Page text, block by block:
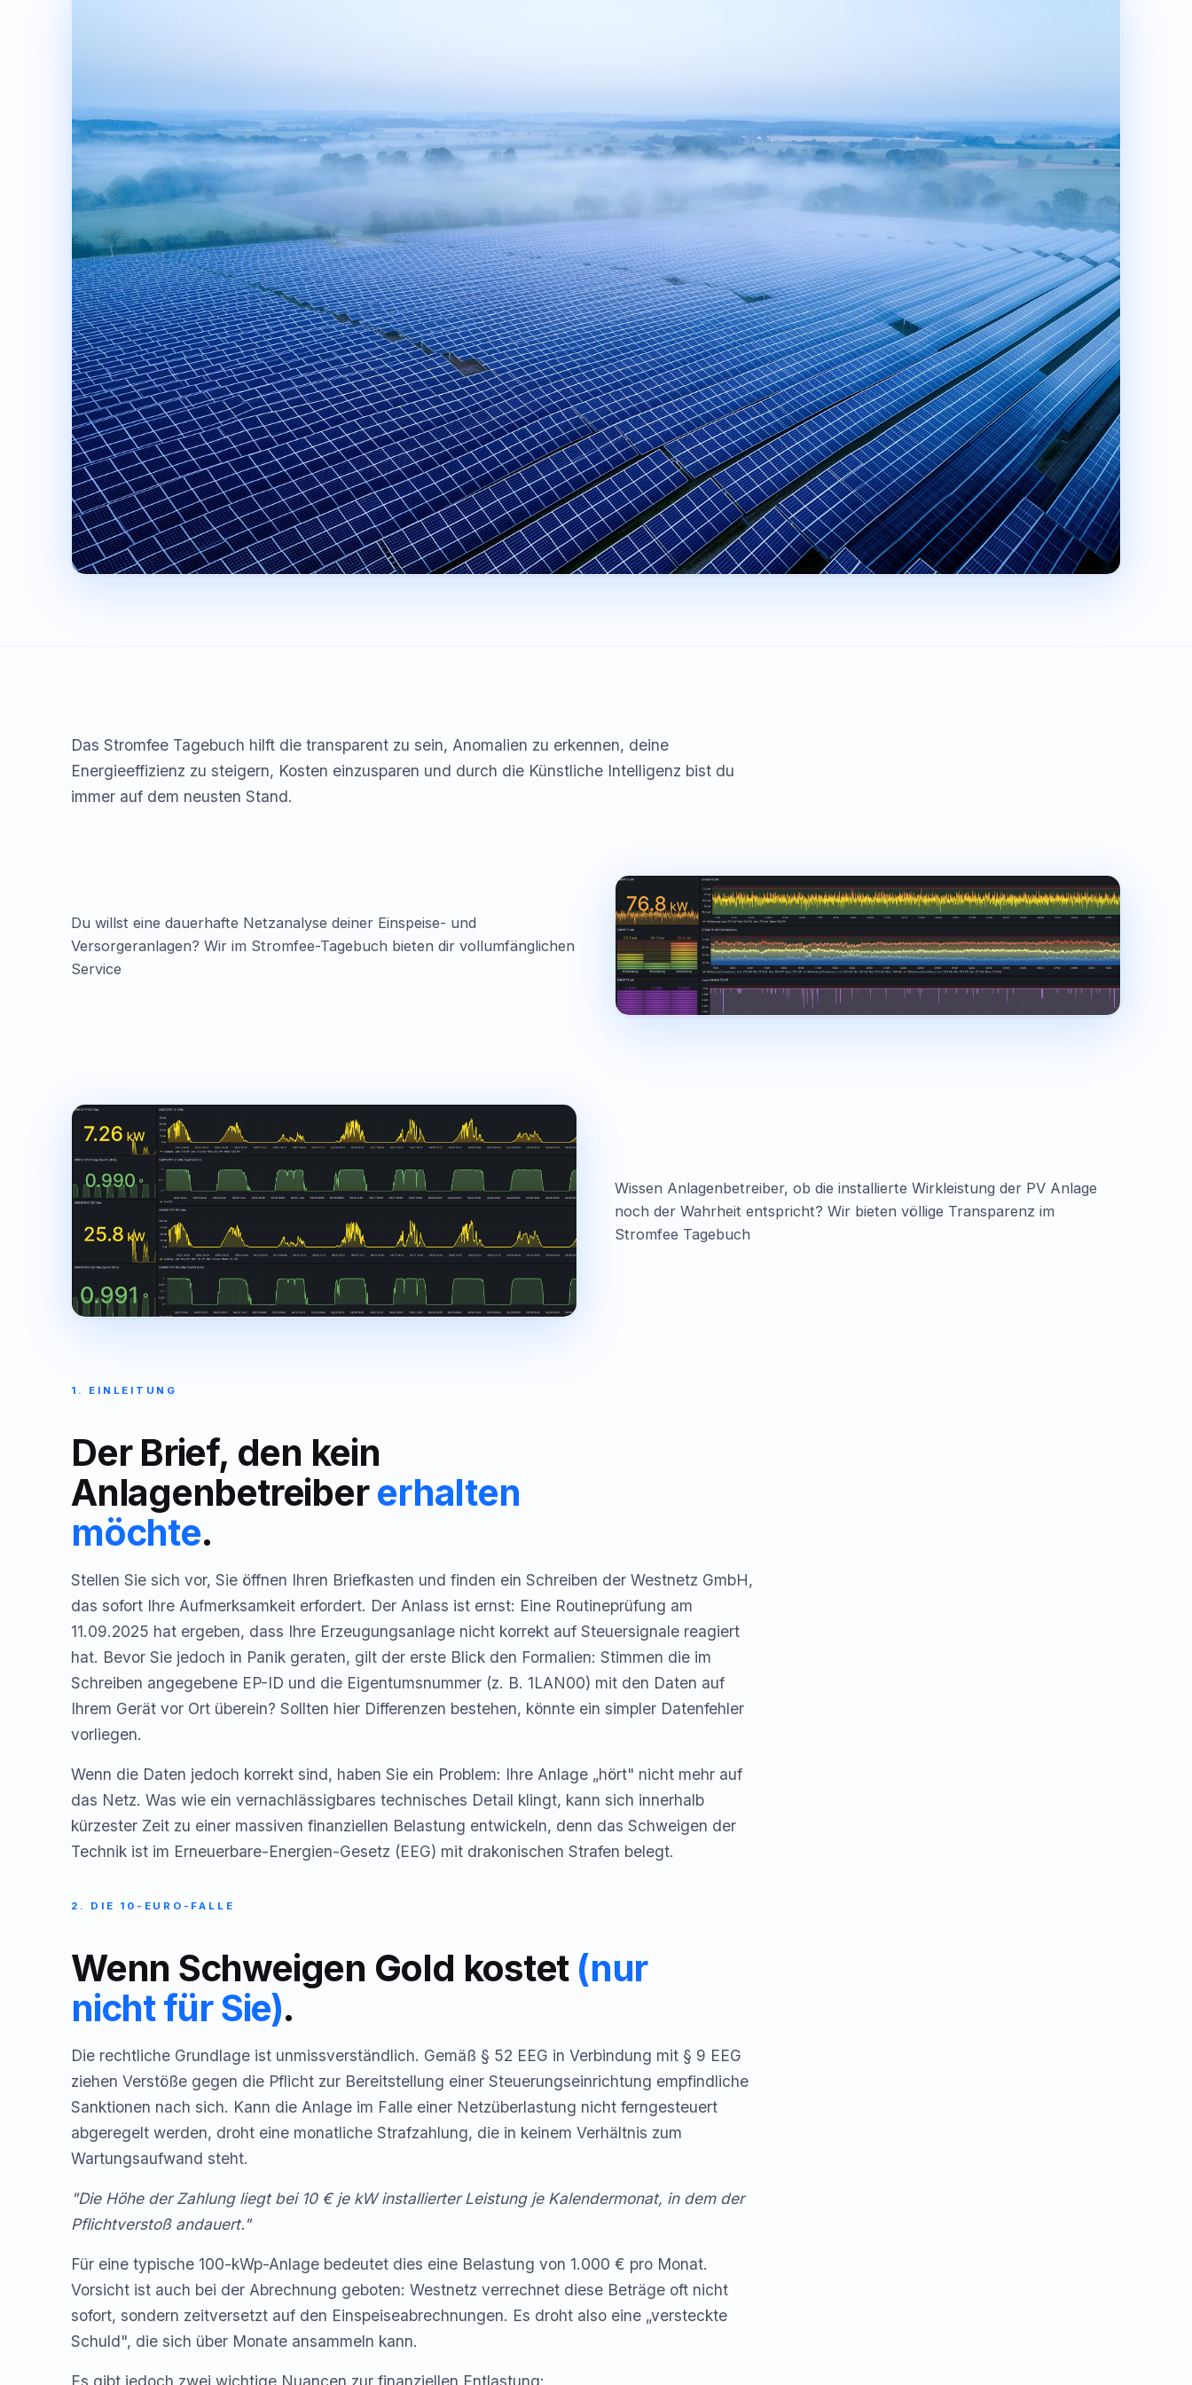
Das Stromfee Tagebuch hilft die transparent zu sein, Anomalien zu erkennen, deine
Energieeffizienz zu steigern, Kosten einzusparen und durch die Künstliche Intelligenz bist du
immer auf dem neusten Stand.
Du willst eine dauerhafte Netzanalyse deiner Einspeise- und
Versorgeranlagen? Wir im Stromfee-Tagebuch bieten dir vollumfänglichen
Service
Wissen Anlagenbetreiber, ob die installierte Wirkleistung der PV Anlage
noch der Wahrheit entspricht? Wir bieten völlige Transparenz im
Stromfee Tagebuch
1. EINLEITUNG
Der Brief, den kein
Anlagenbetreibererhalten
möchte.
Stellen Sie sich vor, Sie öffnen Ihren Briefkasten und finden ein Schreiben der Westnetz GmbH,
das sofort Ihre Aufmerksamkeit erfordert. Der Anlass ist ernst: Eine Routineprüfung am
11.09.2025 hat ergeben, dass Ihre Erzeugungsanlage nicht korrekt auf Steuersignale reagiert
hat. Bevor Sie jedoch in Panik geraten, gilt der erste Blick den Formalien: Stimmen die im
Schreiben angegebene EP-ID und die Eigentumsnummer (z. B. 1LAN00) mit den Daten auf
Ihrem Gerät vor Ort überein? Sollten hier Differenzen bestehen, könnte ein simpler Datenfehler
vorliegen.
Wenn die Daten jedoch korrekt sind, haben Sie ein Problem: Ihre Anlage „hört" nicht mehr auf
das Netz. Was wie ein vernachlässigbares technisches Detail klingt, kann sich innerhalb
kürzester Zeit zu einer massiven finanziellen Belastung entwickeln, denn das Schweigen der
Technik ist im Erneuerbare-Energien-Gesetz (EEG) mit drakonischen Strafen belegt.
2. DIE 10-EURO-FALLE
Wenn Schweigen Gold kostet (nur
nicht für Sie).
Die rechtliche Grundlage ist unmissverständlich. Gemäß § 52 EEG in Verbindung mit § 9 EEG
ziehen Verstöße gegen die Pflicht zur Bereitstellung einer Steuerungseinrichtung empfindliche
Sanktionen nach sich. Kann die Anlage im Falle einer Netzüberlastung nicht ferngesteuert
abgeregelt werden, droht eine monatliche Strafzahlung, die in keinem Verhältnis zum
Wartungsaufwand steht.
"Die Höhe der Zahlung liegt bei 10 € je kW installierter Leistung je Kalendermonat, in dem der
Pflichtverstoß andauert."
Für eine typische 100-kWp-Anlage bedeutet dies eine Belastung von 1.000 € pro Monat.
Vorsicht ist auch bei der Abrechnung geboten: Westnetz verrechnet diese Beträge oft nicht
sofort, sondern zeitversetzt auf den Einspeiseabrechnungen. Es droht also eine „versteckte
Schuld", die sich über Monate ansammeln kann.
Es gibt jedoch zwei wichtige Nuancen zur finanziellen Entlastung: